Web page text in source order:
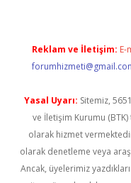
Reklam ve İletişim: E-
Yasal Uyarı: Sitemiz,
ve İletişim Kurumu (BTK)
olarak hizmet
olarak denetleme veya
Ancak, üyelerimiz